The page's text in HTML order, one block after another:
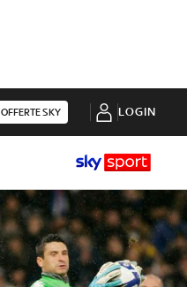
OFFERTE SKY LOGIN